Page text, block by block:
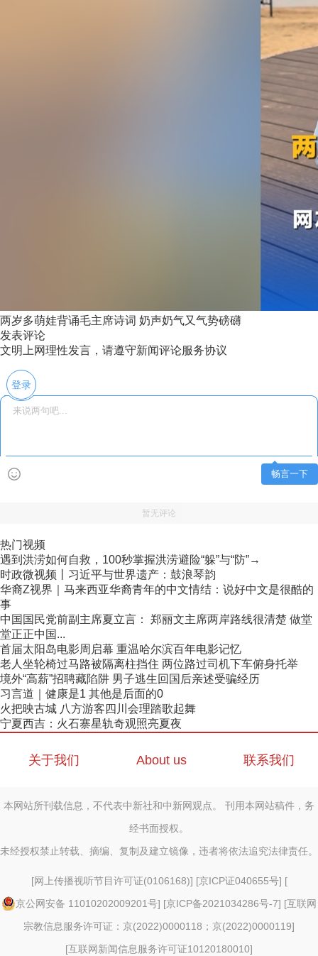
两岁多萌娃背诵毛主席诗词 奶声奶气又气势磅礴
发表评论
文明上网理性发言，请遵守新闻评论服务协议
登录
畅言一下
暂无评论
热门视频
遇到洪涝如何自救，100秒掌握洪涝避险“躲”与“防”→
时政微视频丨习近平与世界遗产：鼓浪琴韵
华裔Z视界｜马来西亚华裔青年的中文情结：说好中文是很酷的
事
中国国民党前副主席夏立言： 郑丽文主席两岸路线很清楚 做堂
堂正正中国...
首届太阳岛电影周启幕 重温哈尔滨百年电影记忆
老人坐轮椅过马路被隔离柱挡住 两位路过司机下车俯身托举
境外“高薪”招聘藏陷阱 男子逃生回国后亲述受骗经历
习言道｜健康是1 其他是后面的0
火把映古城 八方游客四川会理踏歌起舞
宁夏西吉：火石寨星轨奇观照亮夏夜
关于我们 About us 联系我们
本网站所刊载信息，不代表中新社和中新网观点。 刊用本网站稿件，务
经书面授权。
未经授权禁止转载、摘编、复制及建立镜像，违者将依法追究法律责任。
[网上传播视听节目许可证(0106168)] [京ICP证040655号] [
京公网安备 11010202009201号] [京ICP备2021034286号-7] [互联网
宗教信息服务许可证：京(2022)0000118；京(2022)0000119]
[互联网新闻信息服务许可证10120180010]